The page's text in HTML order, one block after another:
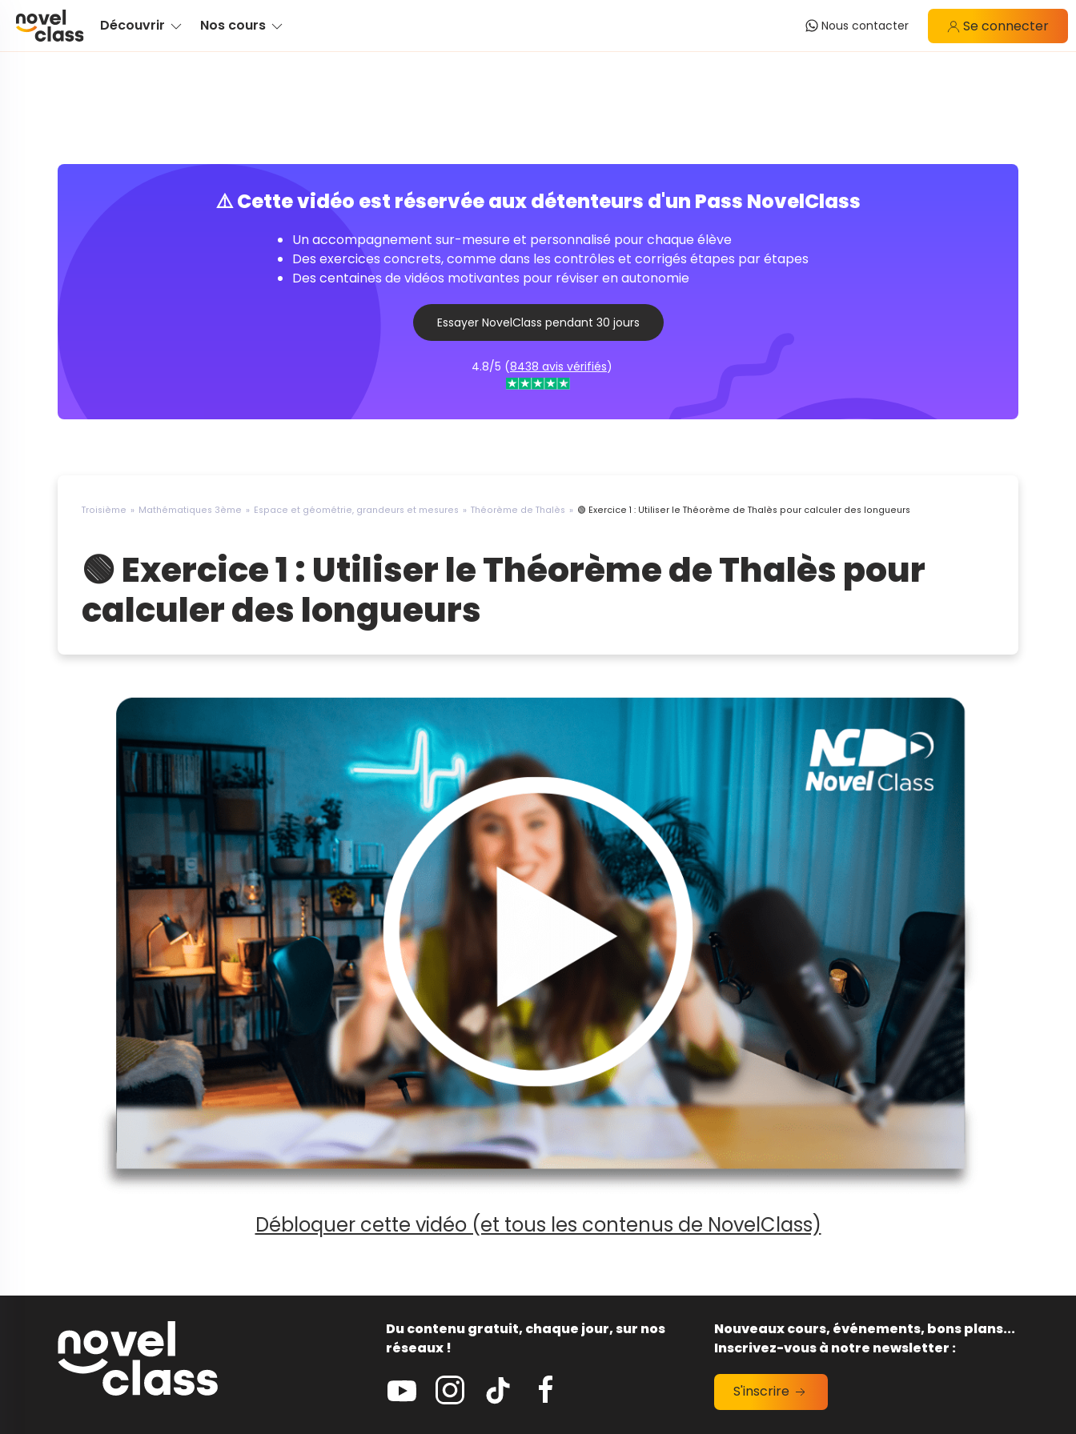
Découvrir Nos cours Nous contacter Se connecter
⚠️ Cette vidéo est réservée aux détenteurs d'un Pass NovelClass
Un accompagnement sur-mesure et personnalisé pour chaque élève
Des exercices concrets, comme dans les contrôles et corrigés étapes par étapes
Des centaines de vidéos motivantes pour réviser en autonomie
Essayer NovelClass pendant 30 jours
4.8/5 (8438 avis vérifiés)
Troisième Mathématiques 3ème Espace et géométrie, grandeurs et mesures Théorème de Thalès 🟢 Exercice 1 : Utiliser le Théorème de Thalès pour calculer des longueurs
🟢 Exercice 1 : Utiliser le Théorème de Thalès pour
calculer des longueurs
Débloquer cette vidéo (et tous les contenus de NovelClass)
Du contenu gratuit, chaque jour, sur nos
réseaux !
Nouveaux cours, événements, bons plans...
Inscrivez-vous à notre newsletter :
S'inscrire